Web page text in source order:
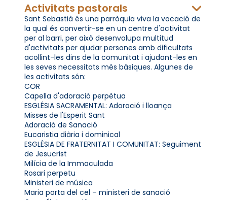
Activitats pastorals
Sant Sebastià és una parròquia viva la vocació de
la qual és convertir-se en un centre d'activitat
per al barri, per això desenvolupa multitud
d'activitats per ajudar persones amb dificultats
acollint-les dins de la comunitat i ajudant-les en
les seves necessitats més bàsiques. Algunes de
les activitats són:
COR
Capella d'adoració perpètua
ESGLÉSIA SACRAMENTAL: Adoració i lloança
Misses de l'Esperit Sant
Adoració de Sanació
Eucaristia diària i dominical
ESGLÉSIA DE FRATERNITAT I COMUNITAT: Seguiment
de Jesucrist
Milícia de la Immaculada
Rosari perpetu
Ministeri de música
Maria porta del cel – ministeri de sanació